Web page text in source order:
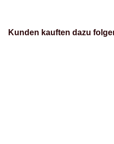
Kunden kauften dazu